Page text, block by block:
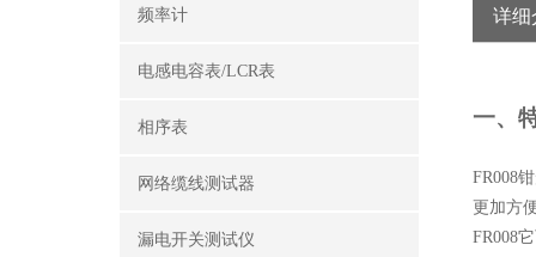
频率计
电感电容表/LCR表
相序表
网络缆线测试器
漏电开关测试仪
详细
一、
FR008
更加方
FR008